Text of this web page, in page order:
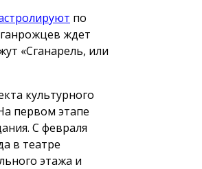
по
ждет
«Сганарель, или
культурного
первом этапе
С февраля
в театре
этажа и